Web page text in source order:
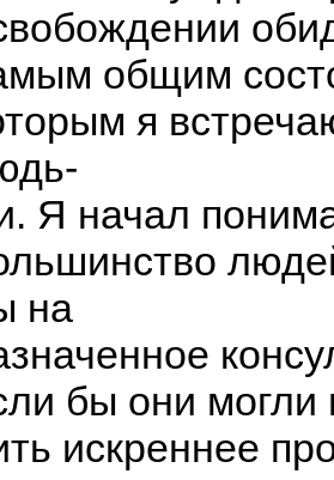
общим
я
Я начал
на
бы они могли
искреннее